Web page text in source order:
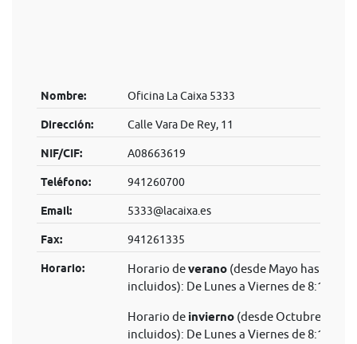
Nombre: Oficina La Caixa 5333
Dirección: Calle Vara De Rey, 11
NIF/CIF: A08663619
Teléfono: 941260700
Email: 5333@lacaixa.es
Fax: 941261335
Horario: Horario deverano(desde Mayo hasta
incluidos): De Lunes a Viernes de 8:15 a
Horario de invierno(desde Octubre hasta
incluidos): De Lunes a Viernes de 8:15 a